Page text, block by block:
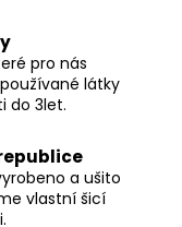
pro nás
látky
do 3let.
a ušito
vlastní šicí